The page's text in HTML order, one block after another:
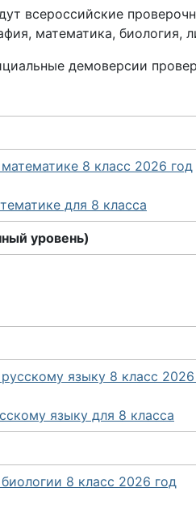
всероссийские
математика, биология,
демоверсии
8 класс 2026 год
для 8 класса
уровень)
языку 8 класс 2026
языку для 8 класса
8 класс 2026 год